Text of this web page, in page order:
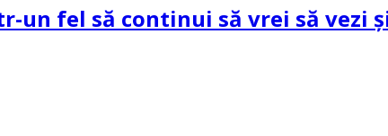
un fel să continui să vrei să vezi